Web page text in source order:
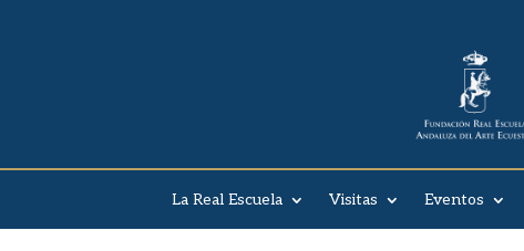
La Real Escuela Visitas Eventos